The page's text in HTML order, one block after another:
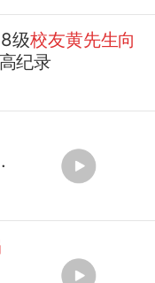
级校友黄先生向
纪录